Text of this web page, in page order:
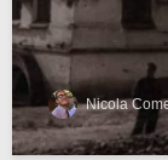
Nicola